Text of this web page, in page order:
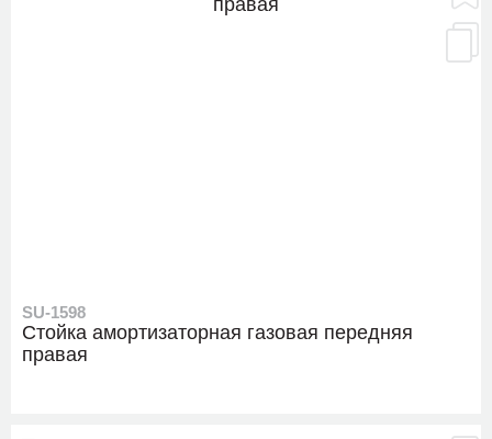
SU-1598
Стойка амортизаторная газовая передняя
правая